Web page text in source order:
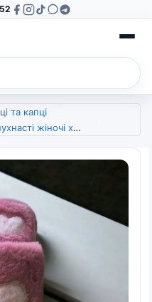
та капці
хутряні кімнатні капці 36 — 41 (арт. 5822)